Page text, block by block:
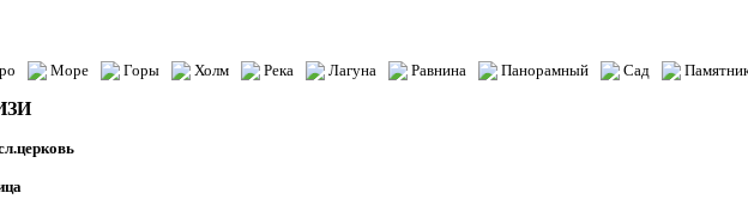
Море Горы Холм Река Лагуна Равнина Панорамный Сад